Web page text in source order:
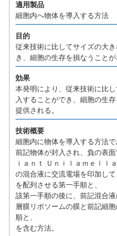
適用製品
細胞内へ物体を導入する方法
目的
従来技術に比してサイズの大
き、細胞の生存を損なうこと
効果
本発明により、従来技術に比
入することができ、細胞の生
提供される。
技術概要
細胞内に物体を導入する方法で
前記物体が封入され、負の表
ｉａｎｔ Ｕｎｉｌａｍｅｌｌ
の混合液に交流電場を印加し
を配列させる第一手順と、
該第一手順の後に、前記混合
層膜リポソームの膜と前記細
順と、
を含む方法。